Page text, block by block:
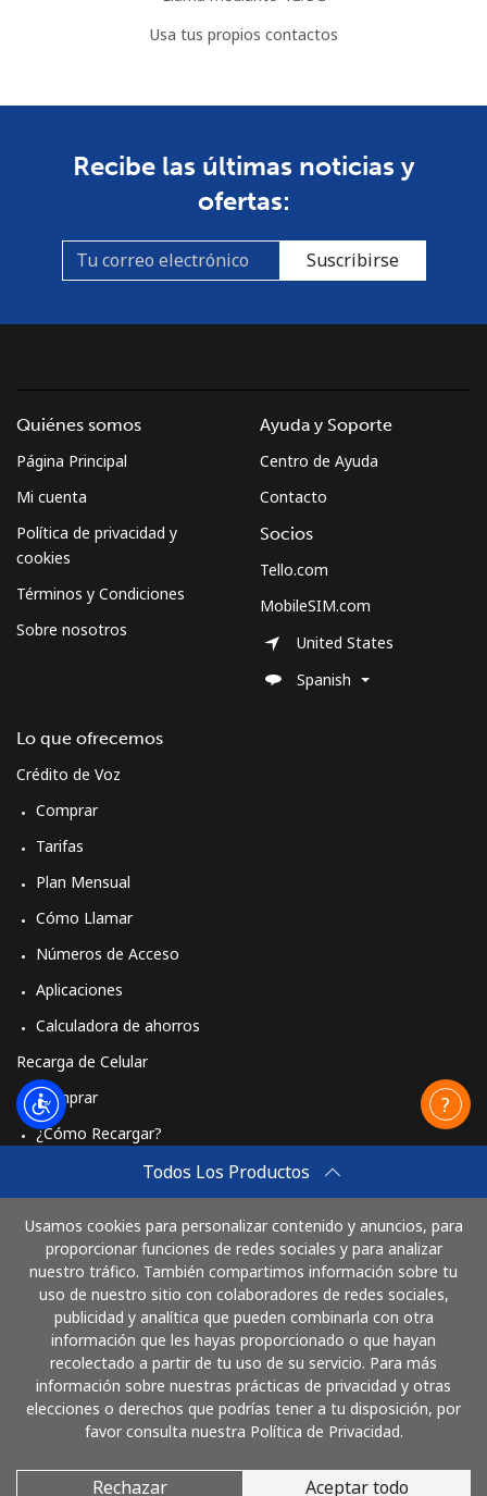
Usa tus propios contactos
Recibe las últimas noticias y
ofertas:
Suscribirse
Todos Los Productos
Usamos cookies para personalizar contenido y anuncios, para
proporcionar funciones de redes sociales y para analizar
nuestro tráfico. También compartimos información sobre tu
uso de nuestro sitio con colaboradores de redes sociales,
publicidad y analítica que pueden combinarla con otra
información que les hayas proporcionado o que hayan
recolectado a partir de tu uso de su servicio. Para más
información sobre nuestras prácticas de privacidad y otras
elecciones o derechos que podrías tener a tu disposición, por
favor consulta nuestra Política de Privacidad.
Rechazar Aceptar todo
Quiénes somos
Página Principal
Mi cuenta
Política de privacidad y
cookies
Términos y Condiciones
Sobre nosotros
Lo que ofrecemos
Crédito de Voz
Comprar
Tarifas
Plan Mensual
Cómo Llamar
Números de Acceso
Aplicaciones
Calculadora de ahorros
Recarga de Celular
Comprar
¿Cómo Recargar?
Comprar
Cómo funciona
Ayuda y Soporte
Centro de Ayuda
Contacto
Socios
Tello.com
MobileSIM.com
United States
Spanish
Paga con
© 2026 LlamaBolivia